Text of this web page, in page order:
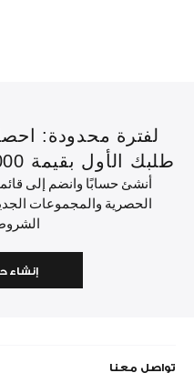
طلبك الأول بقيمة 1000درهم إماراتي أو أكثر.
أنشئ حسابًا وانضم إلى
الحصرية والمجموعات
إنشاء
تواصل معنا